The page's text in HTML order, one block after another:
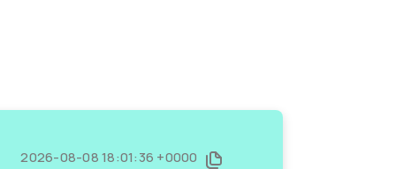
2026-08-08 18:01:36 +0000